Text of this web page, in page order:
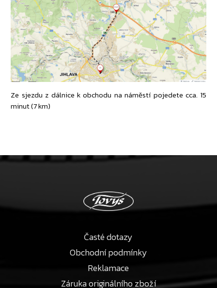
Ze sjezdu z dálnice k obchodu na náměstí pojedete cca. 15
minut (7 km)
Časté dotazy
Obchodní podmínky
Reklamace
Záruka originálního zboží